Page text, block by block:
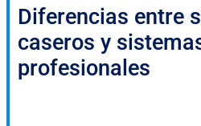
Diferencias entre
caseros y
profesionales